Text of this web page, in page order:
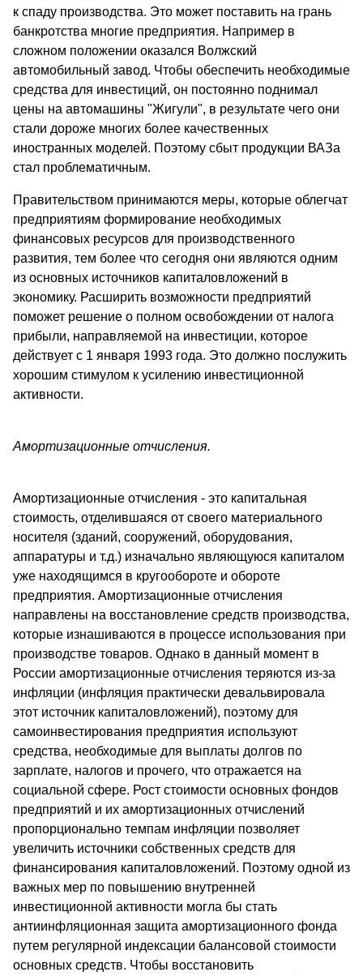
к спаду производства. Это может поставить на грань
банкротства многие предприятия. Например в
сложном положении оказался Волжский
автомобильный завод. Чтобы обеспечить необходимые
средства для инвестиций, он постоянно поднимал
цены на автомашины "Жигули", в результате чего они
стали дороже многих более качественных
иностранных моделей. Поэтому сбыт продукции ВАЗа
стал проблематичным.
Правительством принимаются меры, которые облегчат
предприятиям формирование необходимых
финансовых ресурсов для производственного
развития, тем более что сегодня они являются одним
из основных источников капиталовложений в
экономику. Расширить возможности предприятий
поможет решение о полном освобождении от налога
прибыли, направляемой на инвестиции, которое
действует с 1 января 1993 года. Это должно послужить
хорошим стимулом к усилению инвестиционной
активности.
Амортизационные отчисления.
Амортизационные отчисления - это капитальная
стоимость, отделившаяся от своего материального
носителя (зданий, сооружений, оборудования,
аппаратуры и т.д.) изначально являющуюся капиталом
уже находящимся в кругообороте и обороте
предприятия. Амортизационные отчисления
направлены на восстановление средств производства,
которые изнашиваются в процессе использования при
производстве товаров. Однако в данный момент в
России амортизационные отчисления теряются из-за
инфляции (инфляция практически девальвировала
этот источник капиталовложений), поэтому для
самоинвестирования предприятия используют
средства, необходимые для выплаты долгов по
зарплате, налогов и прочего, что отражается на
социальной сфере. Рост стоимости основных фондов
предприятий и их амортизационных отчислений
пропорционально темпам инфляции позволяет
увеличить источники собственных средств для
финансирования капиталовложений. Поэтому одной из
важных мер по повышению внутренней
инвестиционной активности могла бы стать
антиинфляционная защита амортизационного фонда
путем регулярной индексации балансовой стоимости
основных средств. Чтобы восстановить